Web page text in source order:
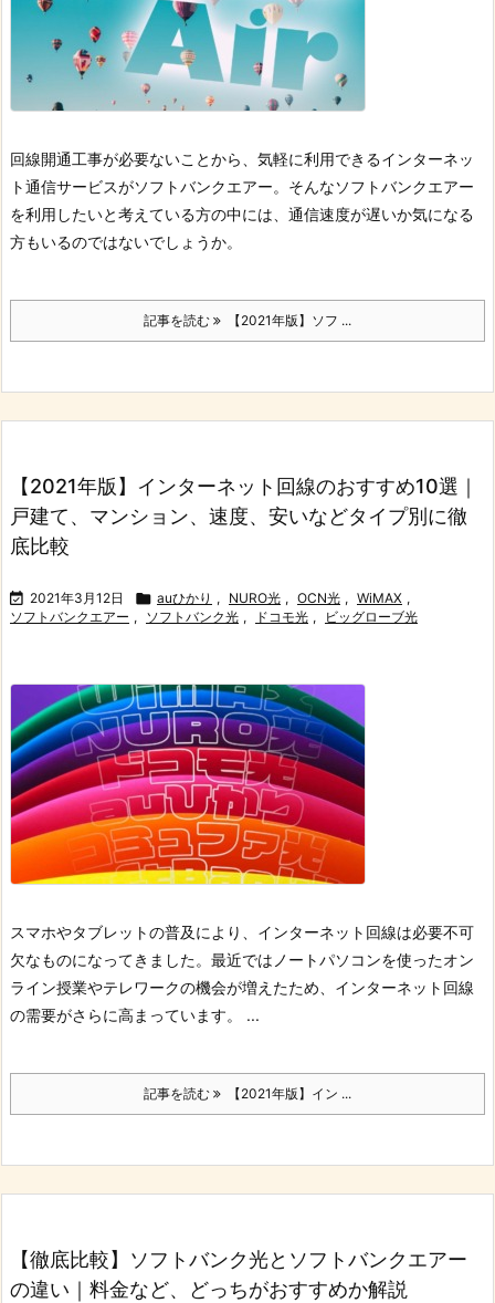
回線開通工事が必要ないことから、気軽に利用できるインターネッ
ト通信サービスがソフトバンクエアー。 そんなソフトバンクエアー
を利用したいと考えている方の中には、通信速度が遅いか気になる
方もいるのではないでしょうか。
記事を読む 【2021年版】ソフ ...
【2021年版】インターネット回線のおすすめ10選｜
戸建て、マンション、速度、安いなどタイプ別に徹
底比較
 2021年3月12日  auひかり , NURO光 , OCN光 , WiMAX ,
ソフトバンクエアー , ソフトバンク光 , ドコモ光 , ビッグローブ光
スマホやタブレットの普及により、インターネット回線は必要不可
欠なものになってきました。 最近ではノートパソコンを使ったオン
ライン授業やテレワークの機会が増えたため、インターネット回線
の需要がさらに高まっています。
...
記事を読む 【2021年版】イン ...
【徹底比較】ソフトバンク光とソフトバンクエアー
の違い｜料金など、どっちがおすすめか解説